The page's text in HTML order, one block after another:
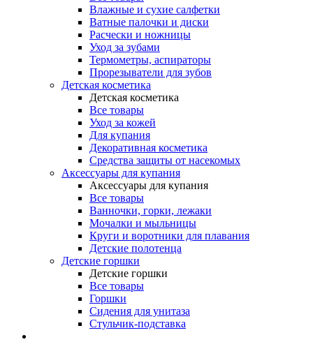
Влажные и сухие салфетки
Ватные палочки и диски
Расчески и ножницы
Уход за зубами
Термометры, аспираторы
Прорезыватели для зубов
Детская косметика
Детская косметика
Все товары
Уход за кожей
Для купания
Декоративная косметика
Средства защиты от насекомых
Аксессуары для купания
Аксессуары для купания
Все товары
Ванночки, горки, лежаки
Мочалки и мыльницы
Круги и воротники для плавания
Детские полотенца
Детские горшки
Детские горшки
Все товары
Горшки
Сидения для унитаза
Стульчик-подставка